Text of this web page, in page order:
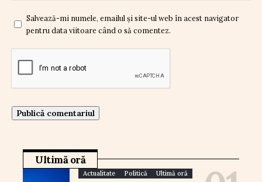
Salvează-mi numele, emailul și site-ul web în acest navigator
pentru data viitoare când o să comentez.
Ultimă oră
Actualitate Politică Ultimă oră